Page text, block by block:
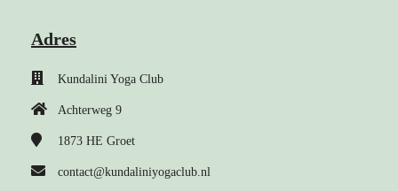
Adres
Kundalini Yoga Club
Achterweg 9
1873 HE Groet
contact@kundaliniyogaclub.nl